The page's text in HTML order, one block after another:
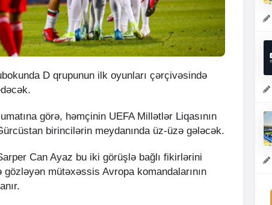
D qrupunun ilk oyunları çərçivəsində
görə, həmçinin UEFA Millətlər Liqasının
birincilərin meydanında üz-üzə gələcək.
Can Ayaz bu iki görüşlə bağlı fikirlərini
mütəxəssis Avropa komandalarının